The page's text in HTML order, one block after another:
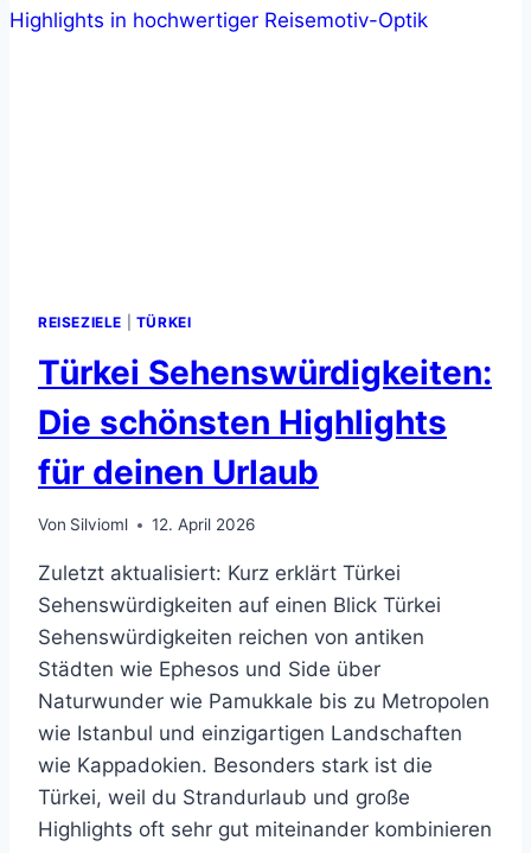
REISEZIELE TÜRKEI
Türkei Sehenswürdigkeiten:
Die schönsten Highlights
für deinen Urlaub
Von Silvioml 12. April 2026
Zuletzt aktualisiert: Kurz erklärt Türkei
Sehenswürdigkeiten auf einen Blick Türkei
Sehenswürdigkeiten reichen von antiken
Städten wie Ephesos und Side über
Naturwunder wie Pamukkale bis zu Metropolen
wie Istanbul und einzigartigen Landschaften
wie Kappadokien. Besonders stark ist die
Türkei, weil du Strandurlaub und große
Highlights oft sehr gut miteinander kombinieren